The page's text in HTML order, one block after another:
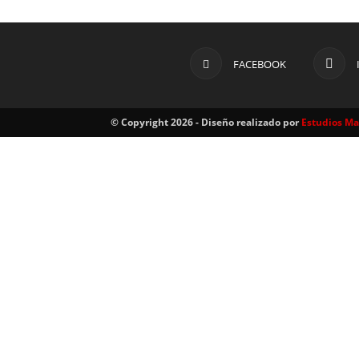
FACEBOOK
© Copyright 2026 - Diseño realizado porEstudios